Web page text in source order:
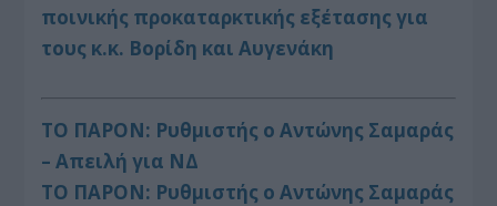
ποινικής προκαταρκτικής εξέτασης για
τους κ.κ. Βορίδη και Αυγενάκη
ΤΟ ΠΑΡΟΝ: Ρυθμιστής ο Αντώνης Σαμαράς
– Απειλή για ΝΔ
ΤΟ ΠΑΡΟΝ: Ρυθμιστής ο Αντώνης Σαμαράς